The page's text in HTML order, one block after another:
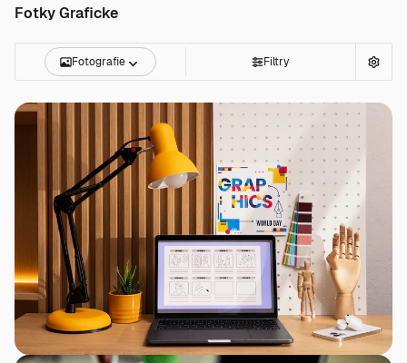
Fotky Graficke
Fotografie Filtry